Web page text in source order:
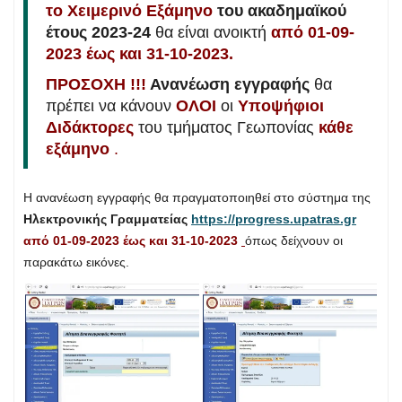
το Χειμερινό Εξάμηνο του ακαδημαϊκού
έτους 2023-24 θα είναι ανοικτή από 01-09-
2023 έως και 31-10-2023.
ΠΡΟΣΟΧΗ !!! Ανανέωση εγγραφής θα
πρέπει να κάνουν ΟΛΟΙ οι Υποψήφιοι
Διδάκτορες του τμήματος Γεωπονίας κάθε
εξάμηνο .
Η ανανέωση εγγραφής θα πραγματοποιηθεί στο σύστημα της
Ηλεκτρονικής Γραμματείας https://progress.upatras.gr
από 01-09-2023 έως και 31-10-2023 όπως δείχνουν οι
παρακάτω εικόνες.